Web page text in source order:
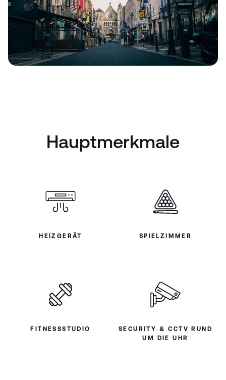
Hauptmerkmale
HEIZGERÄT SPIELZIMMER
FITNESSSTUDIO
SECURITY & CCTV RUND
UM DIE UHR